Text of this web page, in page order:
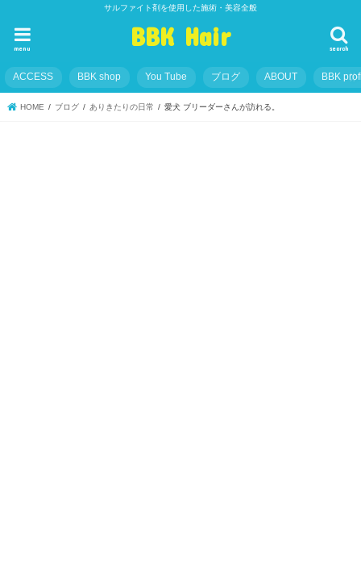
サルファイト剤を使用した施術・美容全般
BBK Hair search
menu
ACCESS BBK shop You Tube ブログ ABOUT BBK
HOME ブログ ありきたりの日常 愛犬 ブリーダーさんが訪れる。